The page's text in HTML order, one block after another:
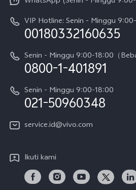
V70
V70 FE
Y05
X300 Pro
Gerai Terdekat
Pembaruan Sistem
Harga Spare Part
Otentikasi IMEI
Kebijakan Garansi vivo
Layanan Perbaikan Antar Jemput
Unduh LUT untuk Memulihkan Log
Sejarah
Berita
Pemberitahuan Hukum
Tentang Kami
Pusat Privasi vivo
VIP Hotline: Senin - Minggu
00180332160635
Senin - Minggu 9:00-18:00（
0800-1-401891
Senin - Minggu 9:00-18:00
021-50960348
service.id@vivo.com
Ikuti kami